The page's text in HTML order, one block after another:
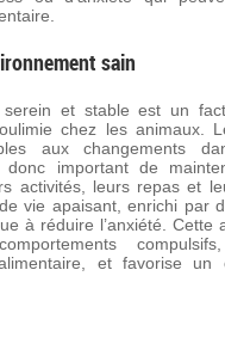
sain
serein et stable est un
chez les animaux.
aux changements
important de
activités, leurs repas et
vie apaisant, enrichi par
à réduire l’anxiété. Cette
et favorise un